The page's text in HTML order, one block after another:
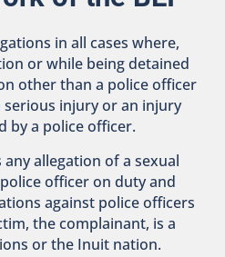
in all cases where,
or while being detained
other than a police officer
injury or an injury
by a police officer.
any allegation of a sexual
officer on duty and
against police officers
the complainant, is a
or the Inuit nation.